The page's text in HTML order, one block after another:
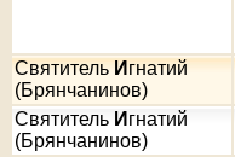
СвятительИгнатий
(Брянчанинов)
Святитель И гнатий
(Брянчанинов)